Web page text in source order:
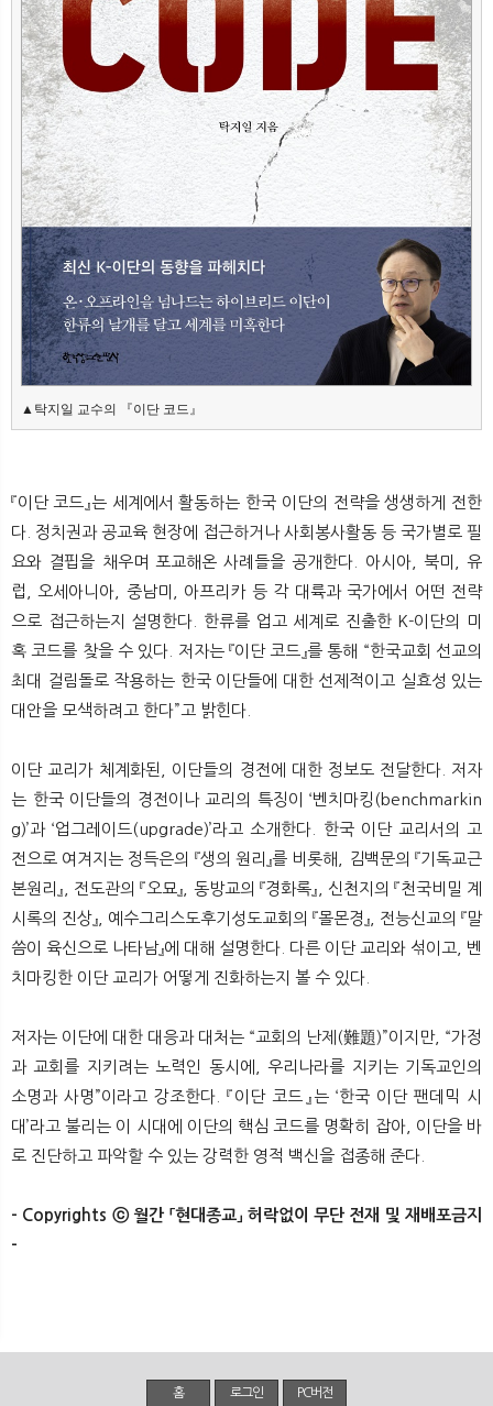
▲탁지일 교수의 『이단 코드』
『이단 코드』는 세계에서 활동하는 한국 이단의 전략을 생생하게 전한
다. 정치권과 공교육 현장에 접근하거나 사회봉사활동 등 국가별로 필
요와 결핍을 채우며 포교해온 사례들을 공개한다. 아시아, 북미, 유
럽, 오세아니아, 중남미, 아프리카 등 각 대륙과 국가에서 어떤 전략
으로 접근하는지 설명한다. 한류를 업고 세계로 진출한 K-이단의 미
혹 코드를 찾을 수 있다. 저자는 『이단 코드』를 통해 “한국교회 선교의
최대 걸림돌로 작용하는 한국 이단들에 대한 선제적이고 실효성 있는
대안을 모색하려고 한다”고 밝힌다.
이단 교리가 체계화된, 이단들의 경전에 대한 정보도 전달한다. 저자
는 한국 이단들의 경전이나 교리의 특징이 ‘벤치마킹(benchmarkin
g)’과 ‘업그레이드(upgrade)’라고 소개한다. 한국 이단 교리서의 고
전으로 여겨지는 정득은의 『생의 원리』를 비롯해, 김백문의 『기독교근
본원리』, 전도관의 『오묘』, 동방교의 『경화록』, 신천지의 『천국비밀 계
시록의 진상』, 예수그리스도후기성도교회의 『몰몬경』, 전능신교의 『말
씀이 육신으로 나타남』에 대해 설명한다. 다른 이단 교리와 섞이고, 벤
치마킹한 이단 교리가 어떻게 진화하는지 볼 수 있다.
저자는 이단에 대한 대응과 대처는 “교회의 난제(難題)”이지만, “가정
과 교회를 지키려는 노력인 동시에, 우리나라를 지키는 기독교인의
소명과 사명”이라고 강조한다. 『이단 코드』는 ‘한국 이단 팬데믹 시
대’라고 불리는 이 시대에 이단의 핵심 코드를 명확히 잡아, 이단을 바
로 진단하고 파악할 수 있는 강력한 영적 백신을 접종해 준다.
- Copyrights ⓒ 월간 「현대종교」 허락없이 무단 전재 및 재배포금지
-
홈 로그인 PC버전